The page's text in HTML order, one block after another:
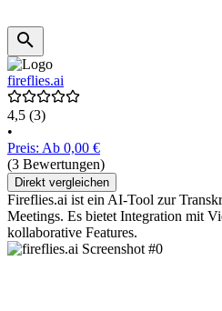
fireflies.ai
4,5 (3)
•
Preis: Ab 0,00 €
(3 Bewertungen)
Direkt vergleichen
Fireflies.ai ist ein AI-Tool zur
Meetings. Es bietet Integration mit
kollaborative Features.